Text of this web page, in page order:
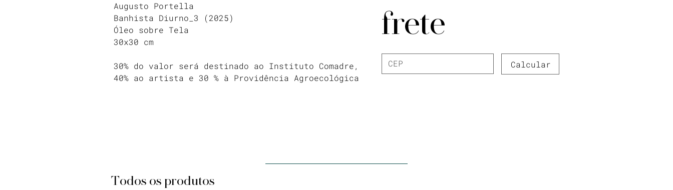
Augusto Portella
Banhista Diurno_3 (2025)
Óleo sobre Tela
30x30 cm
30% do valor será destinado ao Instituto Comadre,
40% ao artista e 30 % à Providência Agroecológica
frete
Calcular
Todos os produtos